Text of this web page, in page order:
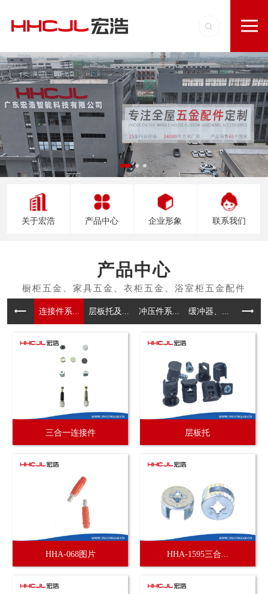
关于宏浩 产品中心 企业形象 联系我们
产品中心
连接件系... 层板托及... 冲压件系... 缓冲器、... 拉手
三合一连接件 层板托
HHA-068图片 HHA-1595三合...